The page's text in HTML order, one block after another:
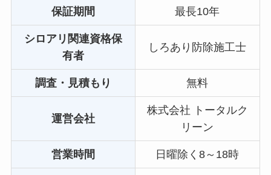
保証期間 最長10年
シロアリ関連資格保
有者
しろあり防除施工士
調査・見積もり 無料
運営会社
株式会社 トータルク
リーン
営業時間 日曜除く8～18時